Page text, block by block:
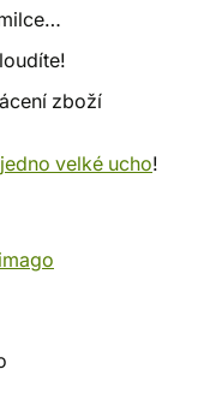
zboží
velké ucho!